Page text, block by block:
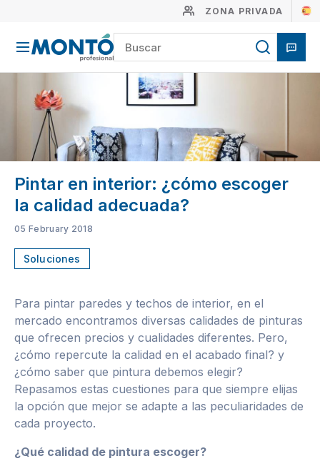
ZONA PRIVADA
Pintar en interior: ¿cómo escoger
la calidad adecuada?
05 February 2018
Soluciones
Para pintar paredes y techos de interior, en el
mercado encontramos diversas calidades de pinturas
que ofrecen precios y cualidades diferentes. Pero,
¿cómo repercute la calidad en el acabado final? y
¿cómo saber que pintura debemos elegir?
Repasamos estas cuestiones para que siempre elijas
la opción que mejor se adapte a las peculiaridades de
cada proyecto.
¿Qué calidad de pintura escoger?